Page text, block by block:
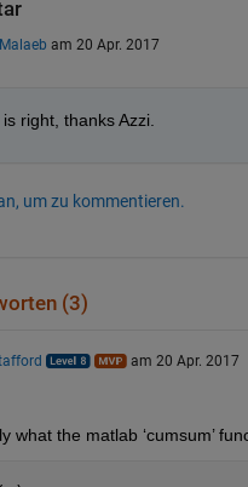
am 20 Apr. 2017
right, thanks Azzi.
um zu kommentieren.
(3)
am 20 Apr. 2017
what the matlab ‘cumsum’